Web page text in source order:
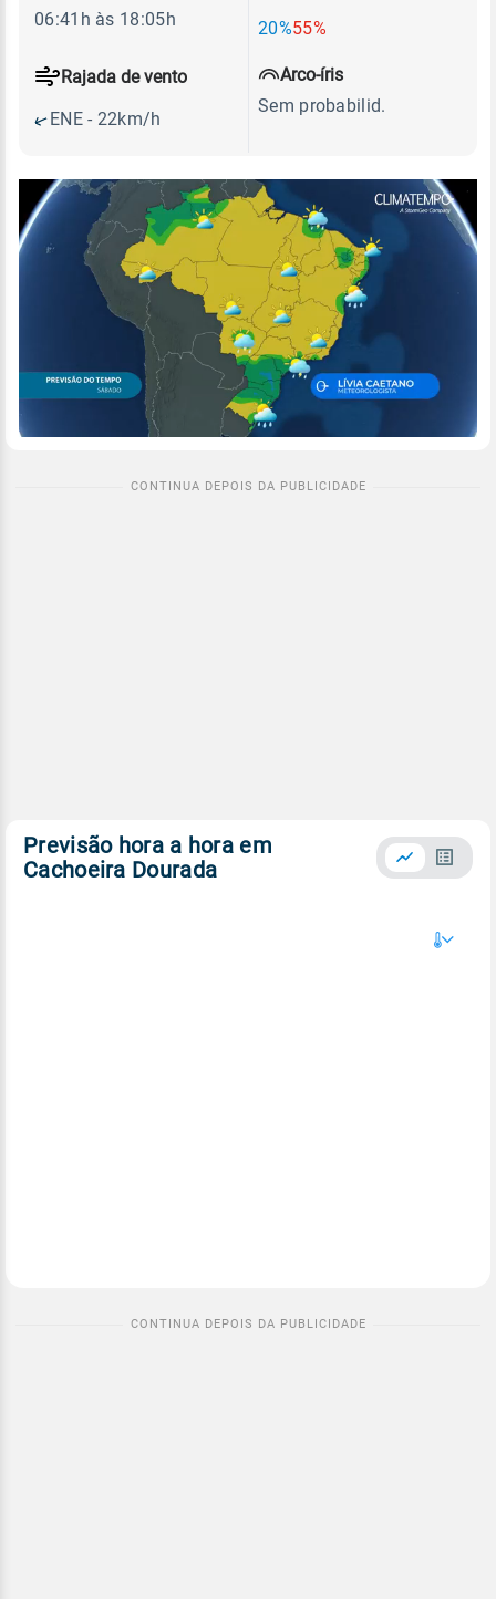
20%55%
Rajada de vento
ENE - 22km/h
06:41h às 18:05h
Arco-íris
Sem probabilid.
Previsão hora a hora em
Cachoeira Dourada